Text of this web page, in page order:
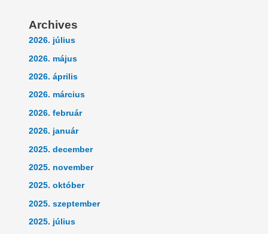
Archives
2026. július
2026. május
2026. április
2026. március
2026. február
2026. január
2025. december
2025. november
2025. október
2025. szeptember
2025. július